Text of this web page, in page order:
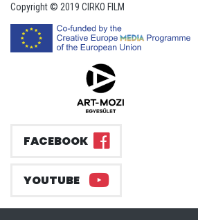
Copyright © 2019 CIRKO FILM
FACEBOOK
YOUTUBE